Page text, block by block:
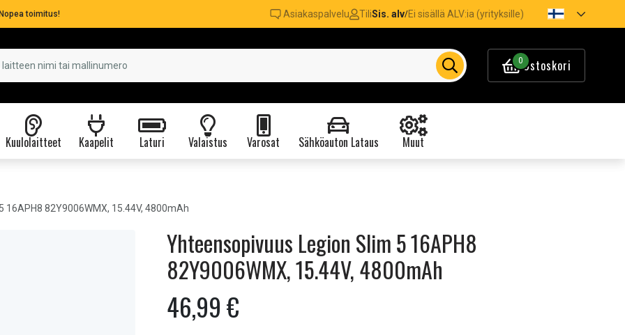
Nopea toimitus! Asiakaspalvelu TiliSis. alv/Ei sisällä ALV:ia (yrityksille)
0Ostoskori
Kuulolaitteet Kaapelit Laturi Valaistus Varosat Sähköauton Lataus Muut
16APH8 82Y9006WMX, 15.44V, 4800mAh
Yhteensopivuus Legion Slim 5 16APH8
82Y9006WMX, 15.44V, 4800mAh
46,99 €